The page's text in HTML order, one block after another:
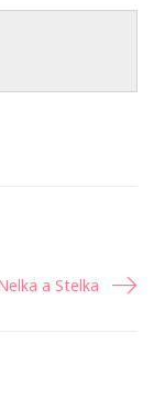
a Stelka